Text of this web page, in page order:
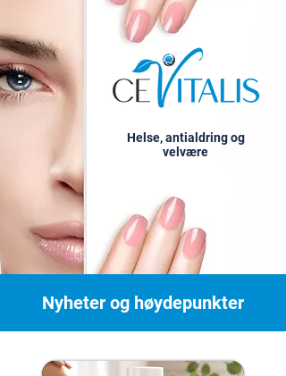
Helse, antialdring og
velvære
Nyheter og høydepunkter